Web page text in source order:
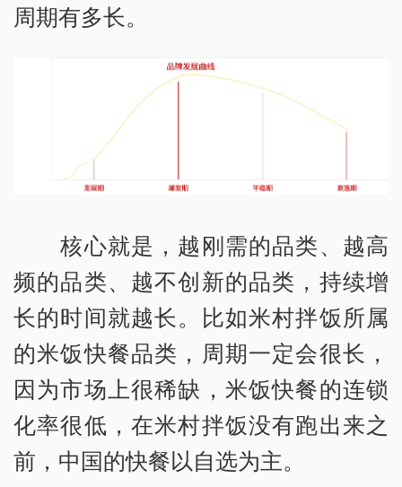
周期有多长。
核心就是，越刚需的品类、越高
频的品类、越不创新的品类，持续增
长的时间就越长。比如米村拌饭所属
的米饭快餐品类，周期一定会很长，
因为市场上很稀缺，米饭快餐的连锁
化率很低，在米村拌饭没有跑出来之
前，中国的快餐以自选为主。